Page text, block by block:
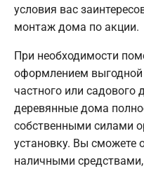
условия вас
монтаж дома по акции.
При необходимости
оформлением выгодной
частного или
деревянные дома
собственными силами
установку. Вы сможете
наличными